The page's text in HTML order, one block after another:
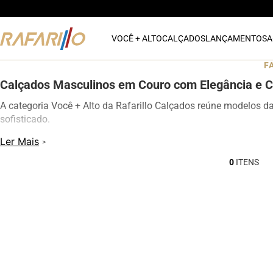
VOCÊ + ALTOCALÇADOSLANÇAMENTOS
Calçados Masculinos em Couro com Elegância e
A categoria Você + Alto da Rafarillo Calçados reúne modelos
sofisticado.
Os calçados contam com elevação interna de até 7 cm,
Na categoria Você + Alto, você encontra sapatos sociais,
Ler Mais
0